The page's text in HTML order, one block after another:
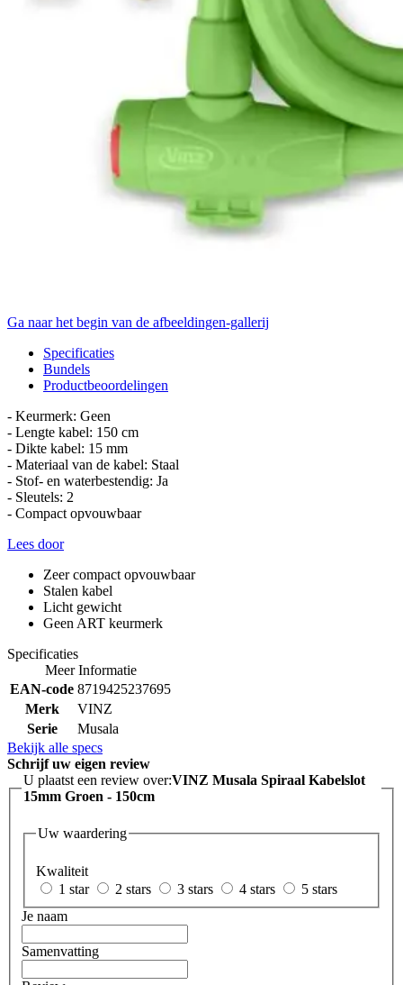
Ga naar het begin van de afbeeldingen-gallerij
Specificaties
Bundels
Productbeoordelingen
- Keurmerk: Geen
- Lengte kabel: 150 cm
- Dikte kabel: 15 mm
- Materiaal van de kabel: Staal
- Stof- en waterbestendig: Ja
- Sleutels: 2
- Compact opvouwbaar
Lees door
Zeer compact opvouwbaar
Stalen kabel
Licht gewicht
Geen ART keurmerk
Specificaties
Meer Informatie
EAN-code 8719425237695
Merk
VINZ
Serie
Musala
Bekijk alle specs
Schrijf uw eigen review
U plaatst een review over:VINZ Musala Spiraal Kabelslot
15mm Groen - 150cm
Uw waardering
Kwaliteit
1 star
2 stars 3 stars 4 stars
5 stars
Je naam
Samenvatting